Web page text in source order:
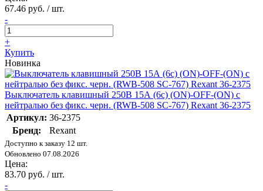
67.46 руб. / шт.
-
+
Купить
Новинка
Выключатель клавишный 250В 15А (6с) (ON)-OFF-(ON) с
нейтралью без фикс. черн. (RWB-508 SC-767) Rexant 36-2375
Артикул: 36-2375
Бренд:
Rexant
Доступно к заказу 12 шт.
Обновлено 07.08.2026
Цена:
83.70 руб. / шт.
-